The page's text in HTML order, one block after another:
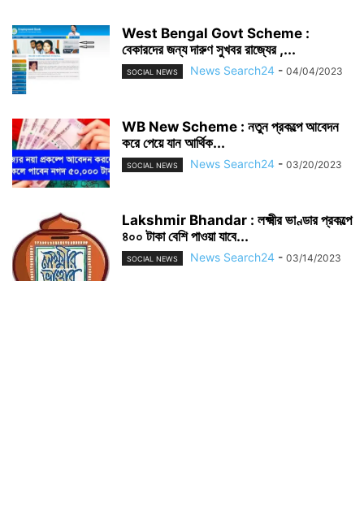
West Bengal Govt Scheme :
বেকারদের জন্য দারুণ সুখবর রাজ্যের ,...
SOCIAL NEWS News Search24 - 04/04/2023
WB New Scheme : নতুন প্রকল্পে আবেদন
করে পেয়ে যান আর্থিক...
SOCIAL NEWS News Search24 - 03/20/2023
Lakshmir Bhandar : লক্ষ্মীর ভাণ্ডার প্রকল্পে
৪০০ টাকা বেশি পাওয়া যাবে...
SOCIAL NEWS News Search24 - 03/14/2023